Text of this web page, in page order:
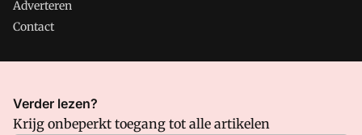
Adverteren
Contact
CMweb is onderdeel van VMN media. Lees in
waar VMN media voor staat. Op gebruik van deze site zijn de
Verder lezen?
Krijg onbeperkt toegang tot alle artikelen